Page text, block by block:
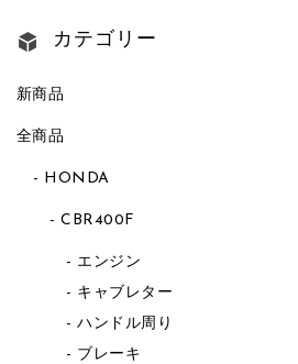
カテゴリー
新商品
全商品
HONDA
CBR400F
エンジン
キャブレター
ハンドル周り
ブレーキ